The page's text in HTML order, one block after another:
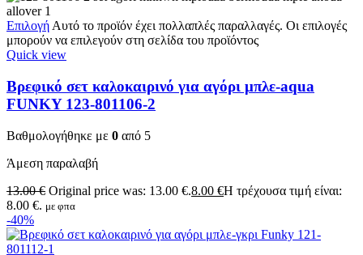
Επιλογή Αυτό το προϊόν έχει πολλαπλές παραλλαγές. Οι επιλογές
μπορούν να επιλεγούν στη σελίδα του προϊόντος
Quick view
Βρεφικό σετ καλοκαιρινό για αγόρι μπλε-aqua
FUNKY 123-801106-2
Βαθμολογήθηκε με 0 από 5
Άμεση παραλαβή
13.00€ Original price was: 13.00 €.8.00 €Η τρέχουσα τιμή είναι:
8.00 €. με φπα
-40%